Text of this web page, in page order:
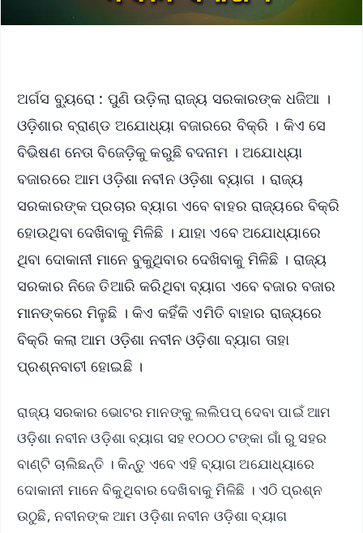
ଅର୍ଗସ ବ୍ୟୁରୋ : ପୁଣି ଉଡ଼ିଲା ରାଜ୍ୟ ସରକାରଙ୍କ ଧଜିଆ ।
ଓଡ଼ିଶାର ବ୍ରାଣ୍ଡ ଅଯୋଧ୍ୟା ବଜାରରେ ବିକ୍ରି । କିଏ ସେ
ବିଭିଷଣ ନେତା ବିଜେଡ଼ିକୁ କରୁଛି ବଦନାମ । ଅଯୋଧ୍ୟା
ବଜାରରେ ଆମ ଓଡ଼ିଶା ନବୀନ ଓଡ଼ିଶା ବ୍ୟାଗ । ରାଜ୍ୟ
ସରକାରଙ୍କ ପ୍ରଚାର ବ୍ୟାଗ ଏବେ ବାହର ରାଜ୍ୟରେ ବିକ୍ରି
ହୋଉଥିବା ଦେଖିବାକୁ ମିଳିଛି । ଯାହା ଏବେ ଅଯୋଧ୍ୟାରେ
ଥିବା ଦୋକାନୀ ମାନେ ବୁକୁଥିବାର ଦେଖିବାକୁ ମିଳିଛି । ରାଜ୍ୟ
ସରକାର ନିଜେ ତିଆରି କରିଥିବା ବ୍ୟାଗ ଏବେ ବଜାର ବଜାର
ମାନଙ୍କରେ ମିଳୁଛି । କିଏ କହିଁକି ଏମିତି ବାହାର ରାଜ୍ୟରେ
ବିକ୍ରି କଲା ଆମ ଓଡ଼ିଶା ନବୀନ ଓଡ଼ିଶା ବ୍ୟାଗ ତାହା
ପ୍ରଶ୍ନବାଚୀ ହୋଇଛି ।
ରାଜ୍ୟ ସରକାର ଭୋଟର ମାନଙ୍କୁ ଲଲିପପ୍ ଦେବା ପାଇଁ ଆମ
ଓଡ଼ିଶା ନବୀନ ଓଡ଼ିଶା ବ୍ୟାଗ ସହ ୧୦୦୦ ଟଙ୍କା ଗାଁ ରୁ ସହର
ବାଣ୍ଟି ଚାଲିଛନ୍ତି । କିନ୍ତୁ ଏବେ ଏହି ବ୍ୟାଗ ଅଯୋଧ୍ୟାରେ
ଦୋକାନୀ ମାନେ ବିକୁଥିବାର ଦେଖିବାକୁ ମିଳିଛି । ଏଠି ପ୍ରଶ୍ନ
ଉଠୁଛି, ନବୀନଙ୍କ ଆମ ଓଡ଼ିଶା ନବୀନ ଓଡ଼ିଶା ବ୍ୟାଗ